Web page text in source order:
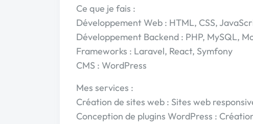
Ce que je fais :
Développement Web : HTML, CSS,
Développement Backend : PHP, MySQL,
Frameworks : Laravel, React, Symfony
CMS : WordPress
Mes services :
Création de sites web : Sites web
Conception de plugins WordPress :